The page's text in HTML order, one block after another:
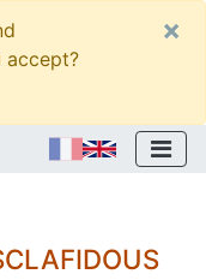
accept?
×